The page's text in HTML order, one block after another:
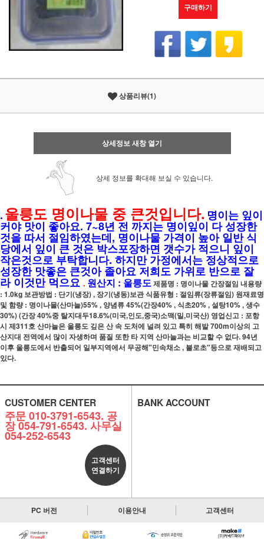
구매하기
상품리뷰(1)
상세정보 새창 열기
상세 정보를 확대해 보실 수 있습니다.
.울릉도 명이나물 중 큰것입니다. 명이는 잎이
커야 맛이 좋아요. 7~8년 전 까지는 명이잎이 다 성장한
것을 따서 절임하였는데, 명이나물 가격이 높아 일반 식
당에서 잎이 큰 것은 박스포장하면 갯수가 적으니 잎이
작은것으로 부탁합니다. 하지만 가정에서는 정상적으로
성장한 맛좋은 큰것아 졸아요 저희도 가위로 반으로 잘
라 이것만 먹으요. 원산지 : 울릉도제품명 : 명이나물 간장절임 내용량
: 1.0kg 보관방법 : 단기(냉장) , 장기(냉동)보관 식품유형 : 절임류(장류절임) 원재료명
및 함량 : 명이나물(산마늘)55% , 양념류 45%(간장40% , 식초20% , 설탕10% , 생수
30%) (간장 40%중 탈지대두18.6%(미국,인도,중국)소맥(밀,미국산) 영업신고 : 포항
시 제311호 산마늘은 울릉도 깊은 산 속 도처에 널려 있고 특히 해발 700m이상의 고
산지대 전역에서 많이 자생하며 품질 또한 타 지역 산마늘과는 비교할 수 없다. 94년
이후 울릉도에서 반출되어 일부지역에서 무공해"민속채소 , 불로초"등으로 재배되고
있다.
CUSTOMER CENTER
주문 010-3791-6543. 공
장 054-791-6543. 사무실
054-252-6543
고객센터
연결하기
BANK ACCOUNT
PC 버전 이용안내 고객센터